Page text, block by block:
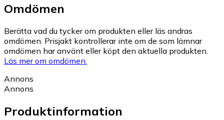
Omdömen
Berätta vad du tycker om produkten eller läs andras
omdömen. Prisjakt kontrollerar inte om de som lämnar
omdömen har använt eller köpt den aktuella produkten.
Läs mer om omdömen.
Annons
Annons
Produktinformation